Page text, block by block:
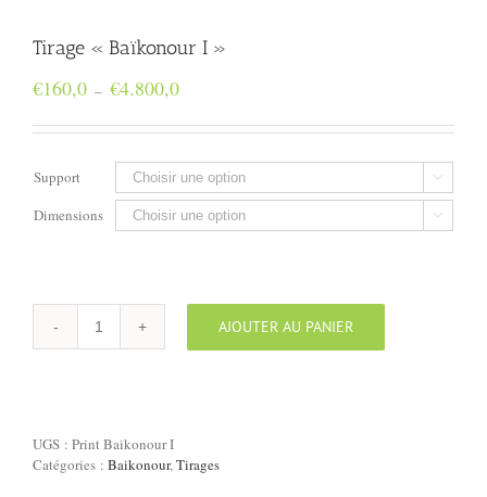
Tirage « Baïkonour I »
€160,0 – €4.800,0Plage
prix :
à
€4.800,0
Support 
Dimensions 
quantité
de
AJOUTER AU PANIER
UGS : Print Baikonour I
Catégories : Baikonour,Tirages